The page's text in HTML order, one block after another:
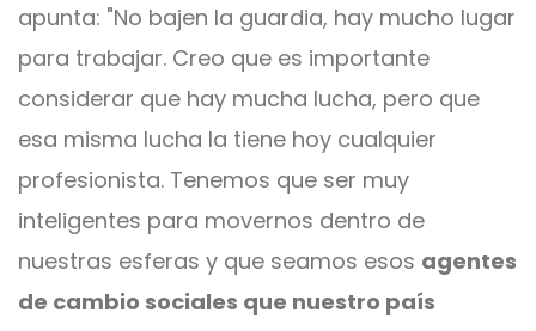
apunta: "No bajen la guardia, hay mucho lugar
para trabajar. Creo que es importante
considerar que hay mucha lucha, pero que
esa misma lucha la tiene hoy cualquier
profesionista. Tenemos que ser muy
inteligentes para movernos dentro de
nuestras esferas y que seamos esos agentes
de cambio sociales que nuestro país